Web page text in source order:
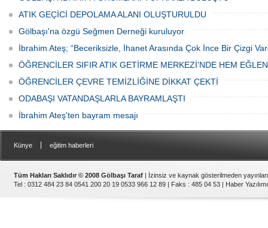
ATIK GEÇİCİ DEPOLAMA ALANI OLUŞTURULDU
Gölbaşı'na özgü Seğmen Derneği kuruluyor
İbrahim Ateş; “Beceriksizle, İhanet Arasında Çok İnce Bir Çizgi
ÖĞRENCİLER SIFIR ATIK GETİRME MERKEZİ’NDE HEM
ÖĞRENCİLER ÇEVRE TEMİZLİĞİNE DİKKAT ÇEKTİ
ODABAŞI VATANDAŞLARLA BAYRAMLAŞTI
İbrahim Ateş'ten bayram mesajı
Künye eğitim haberleri
Tüm Hakları Saklıdır © 2008 Gölbaşı Taraf | İzinsiz ve kaynak gösterilmeden
Tel : 0312 484 23 84 0541 200 20 19 0533 966 12 89 | Faks : 485 04 53 | Haber Yazılımı